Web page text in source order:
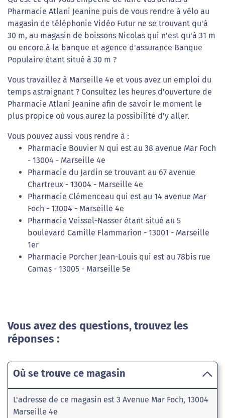
Pharmacie Atlani Jeanine puis de vous rendre à vélo au
magasin de téléphonie Vidéo Futur ne se trouvant qu'à
30 m, au magasin de boissons Nicolas qui n'est qu'à 31 m
ou encore à la banque et agence d'assurance Banque
Populaire étant situé à 30 m ?
Vous travaillez à Marseille 4e et vous avez un emploi du
temps astraignant ? Consultez les heures d'ouverture de
Pharmacie Atlani Jeanine afin de savoir le moment le
plus propice où vous aurez la possibilité d'y aller.
Vous pouvez aussi vous rendre à :
Pharmacie Bouvier N qui est au 38 avenue Mar Foch
- 13004 - Marseille 4e
Pharmacie du Jardin se trouvant au 67 avenue
Chartreux - 13004 - Marseille 4e
Pharmacie Clémenceau qui est au 14 avenue Mar
Foch - 13004 - Marseille 4e
Pharmacie Veissel-Nasser étant situé au 5
boulevard Camille Flammarion - 13001 - Marseille
1er
Pharmacie Porcher Jean-Louis qui est au 78bis rue
Camas - 13005 - Marseille 5e
Vous avez des questions, trouvez les
réponses :
Où se trouve ce magasin
L'adresse de ce magasin est 3 Avenue Mar Foch, 13004
Marseille 4e